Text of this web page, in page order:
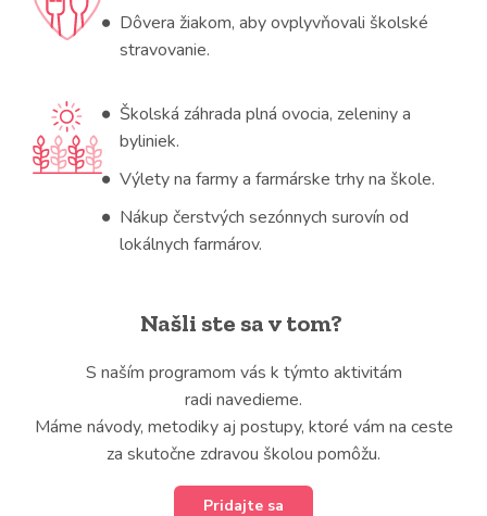
Dôvera žiakom, aby ovplyvňovali školské
stravovanie.
Školská záhrada plná ovocia, zeleniny a
byliniek.
Výlety na farmy a farmárske trhy na škole.
Nákup čerstvých sezónnych surovín od
lokálnych farmárov.
Našli ste sa v tom?
S naším programom vás k týmto aktivitám
radi navedieme.
Máme návody, metodiky aj postupy, ktoré vám na ceste
za skutočne zdravou školou pomôžu.
Pridajte sa